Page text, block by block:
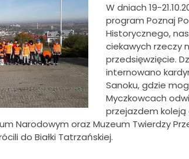
W dniach 19-
program Poznaj
Historycznego,
ciekawych rzeczy
przedsięwzięcie.
internowano
Sanoku, gdzie
Myczkowcach
przejazdem
Narodowym oraz Muzeum Twierdzy
do Białki Tatrzańskiej.